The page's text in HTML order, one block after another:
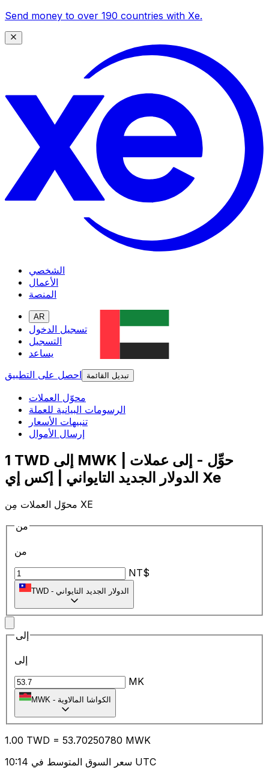
Send money to over 190 countries with Xe.
الشخصي
الأعمال
المنصة
AR
تسجيل الدخول
التسجيل
يساعد
احصل على التطبيق
تبديل القائمة
محوّل العملات
الرسومات البيانية للعملة
تنبيهات الأسعار
إرسال الأموال
1 TWD إلى MWK | حوِّل - إلى عملات
الدولار الجديد التايواني | إكس إي Xe
محوّل العملات مِن XE
من
من
NT$
TWD - الدولار الجديد التايواني
إلى
إلى
MK
MWK - الكواشا المالاوية
1.00 TWD = 53.70250780 MWK
سعر السوق المتوسط في 10:14 UTC